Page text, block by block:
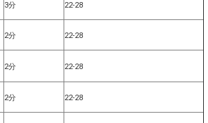
3分
22-28
2分
22-28
2分
22-28
2分 22-28